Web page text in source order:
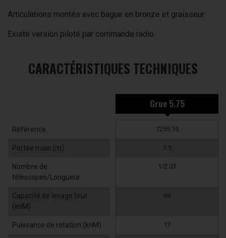
Articulations montés avec bague en bronze et graisseur.
Existe version piloté par commande radio.
CARACTÉRISTIQUES TECHNIQUES
Référence
Portée maxi (m)
Nombre de
télescopes/Longueur
Capacité de levage brut
(knM)
Puissance de rotation (knM)
Grue 5.75
7255.75
7.5
1/2.03
69
17